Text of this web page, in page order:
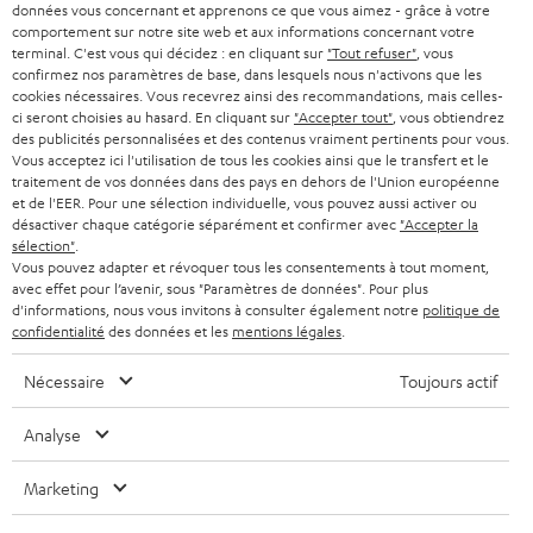
e
w
s
l
e
t
t
e
r
SMART HOME
BLUETOOTH
CASQUES AUDIO
CASQUES BLUETOOTH AUDIO
SYSTEMES COMPLETS
ENCEINTES
ULTIMA
ÉCOUTEURS INTRA-AURICULAIRES
FANSHOP
NOUVEAUTÉS
PRESSE
B2B
NEWSLETTER
MAGASINS
AVANTAGES D’ACHAT
L’HISTOIRE DE TEUFEL
AUTRICHE
SUISSE
PAYS-BAS
BELGIQUE
FRANCE
POLOGNE
ITALIE
Sous réserve de modifications techniques, de fautes de frappe et d’autres
erreurs. Les accessoires figurant sur l’image ne font pas partie du contenu de
données vous concernant et apprenons ce que vous aimez - grâce à votre
comportement sur notre site web et aux informations concernant votre
terminal. C'est vous qui décidez : en cliquant sur "Tout refuser" , vous
confirmez nos paramètres de base, dans lesquels nous n'activons que les
cookies nécessaires. Vous recevrez ainsi des recommandations, mais celles-
ci seront choisies au hasard. En cliquant sur "Accepter tout" , vous obtiendrez
des publicités personnalisées et des contenus vraiment pertinents pour vous.
Vous acceptez ici l'utilisation de tous les cookies ainsi que le transfert et le
traitement de vos données dans des pays en dehors de l'Union européenne
et de l'EER. Pour une sélection individuelle, vous pouvez aussi activer ou
désactiver chaque catégorie séparément et confirmer avec "Accepter la
sélection"
Vous pouvez adapter et révoquer tous les consentements à tout moment,
avec effet pour l’avenir, sous "Paramètres de données". Pour plus
d'informations, nous vous invitons à consulter également notre politique de
confidentialité des données et les mentions légales
Nécessaire Toujours actif
Analyse
Marketing